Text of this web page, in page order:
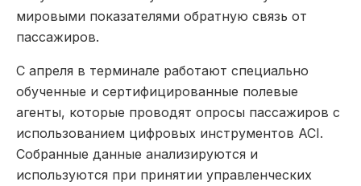
мировыми показателями обратную связь от
пассажиров.
С апреля в терминале работают специально
обученные и сертифицированные полевые
агенты, которые проводят опросы пассажиров с
использованием цифровых инструментов ACI.
Собранные данные анализируются и
используются при принятии управленческих